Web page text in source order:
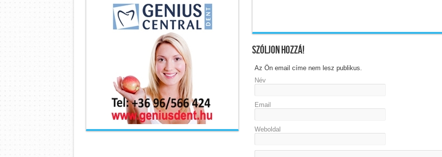
Szóljon hozzá!
Az Ön email címe nem lesz publikus.
Név
Email
Weboldal